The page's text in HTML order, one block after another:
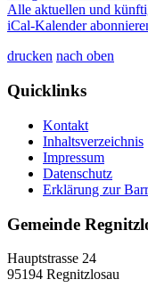
Alle aktuellen und
iCal-Kalender
drucken nach oben
Quicklinks
Kontakt
Inhaltsverzeichnis
Impressum
Datenschutz
Erklärung zur
Gemeinde
Hauptstrasse 24
95194 Regnitzlosau